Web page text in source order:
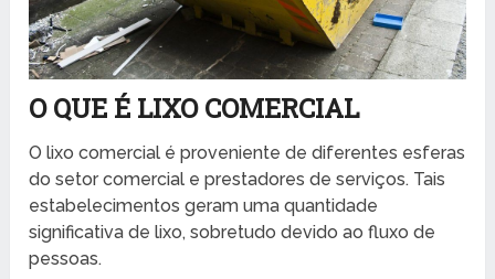
O QUE É LIXO COMERCIAL
O lixo comercial é proveniente de diferentes esferas
do setor comercial e prestadores de serviços. Tais
estabelecimentos geram uma quantidade
significativa de lixo, sobretudo devido ao fluxo de
pessoas.